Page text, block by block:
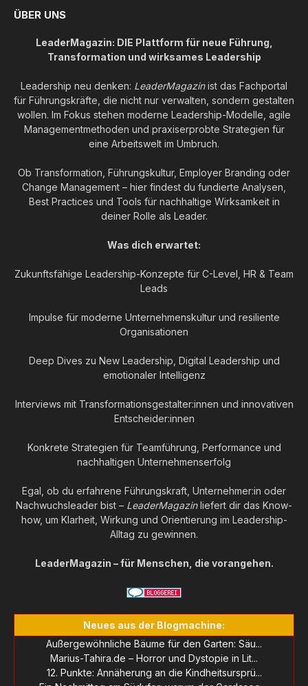
ÜBER UNS
LeaderMagazin: DIE Plattform für neue Führung,
Transformation und wirksames Leadership
Leadership neu denken: LeaderMagazinist das Fachportal
für Führungskräfte, die nicht nur verwalten, sondern gestalten
wollen. Im Fokus stehen moderne Leadership-Modelle, agile
Managementmethoden und praxiserprobte Strategien für
eine Arbeitswelt im Umbruch.
Ob Transformation, Führungskultur, Employer Branding oder
Change Management – hier findest du fundierte Analysen,
Best Practices und Tools für nachhaltige Wirksamkeit in
deiner Rolle als Leader.
Was dich erwartet:
Zukunftsfähige Leadership-Konzepte für C-Level, HR & Team
Leads
Impulse für moderne Unternehmenskultur und resiliente
Organisationen
Deep Dives zu New Leadership, Digital Leadership und
emotionaler Intelligenz
Interviews mit Transformationsgestalter:innen und innovativen
Entscheider:innen
Konkrete Strategien für Teamführung, Performance und
nachhaltigen Unternehmenserfolg
Egal, ob du erfahrene Führungskraft, Unternehmer:in oder
Nachwuchsleader bist – LeaderMagazinliefert dir das Know-
how, um Klarheit, Wirkung und Orientierung im Leadership-
Alltag zu gewinnen.
LeaderMagazin – für Menschen, die vorangehen.
Neues aus der Blogmachine:
Außergewöhnliche Bäume für den Garten: Säu...
Marius-Tahira.de – Horror und Dystopie in Lit...
12. Punkte: Annäherung an die Kindheitsursprü...